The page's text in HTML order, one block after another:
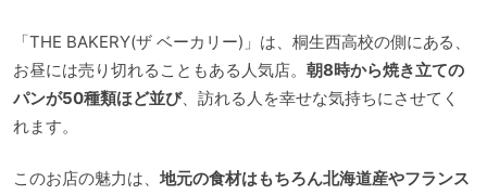
「THE BAKERY(ザ ベーカリー)」は、桐生西高校の側にある、
お昼には売り切れることもある人気店。 朝8時から焼き立ての
パンが50種類ほど並び、訪れる人を幸せな気持ちにさせてく
れます。
このお店の魅力は、 地元の食材はもちろん北海道産やフランス